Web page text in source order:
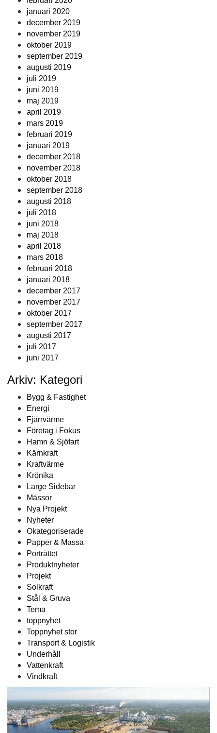
januari 2020
december 2019
november 2019
oktober 2019
september 2019
augusti 2019
juli 2019
juni 2019
maj 2019
april 2019
mars 2019
februari 2019
januari 2019
december 2018
november 2018
oktober 2018
september 2018
augusti 2018
juli 2018
juni 2018
maj 2018
april 2018
mars 2018
februari 2018
januari 2018
december 2017
november 2017
oktober 2017
september 2017
augusti 2017
juli 2017
juni 2017
Arkiv: Kategori
Bygg & Fastighet
Energi
Fjärrvärme
Företag i Fokus
Hamn & Sjöfart
Kärnkraft
Kraftvärme
Krönika
Large Sidebar
Mässor
Nya Projekt
Nyheter
Okategoriserade
Papper & Massa
Porträttet
Produktnyheter
Projekt
Solkraft
Stål & Gruva
Tema
toppnyhet
Toppnyhet stor
Transport & Logistik
Underhåll
Vattenkraft
Vindkraft